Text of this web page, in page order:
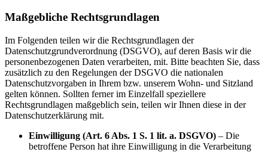
Maßgebliche Rechtsgrundlagen
Im Folgenden teilen wir die Rechtsgrundlagen der
Datenschutzgrundverordnung (DSGVO), auf deren Basis wir die
personenbezogenen Daten verarbeiten, mit. Bitte beachten Sie, dass
zusätzlich zu den Regelungen der DSGVO die nationalen
Datenschutzvorgaben in Ihrem bzw. unserem Wohn- und Sitzland
gelten können. Sollten ferner im Einzelfall speziellere
Rechtsgrundlagen maßgeblich sein, teilen wir Ihnen diese in der
Datenschutzerklärung mit.
Einwilligung (Art. 6 Abs. 1 S. 1 lit. a. DSGVO) – Die
betroffene Person hat ihre Einwilligung in die Verarbeitung